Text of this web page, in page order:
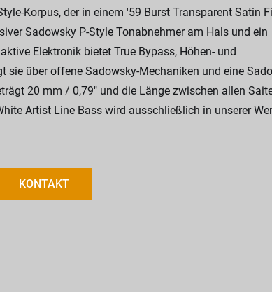
Korpus, der in einem '59 Burst Transparent Satin
Sadowsky P-Style Tonabnehmer am Hals und ein
Elektronik bietet True Bypass, Höhen- und
sie über offene Sadowsky-Mechaniken und eine
20 mm / 0,79" und die Länge zwischen allen
Artist Line Bass wird ausschließlich in unserer
KONTAKT